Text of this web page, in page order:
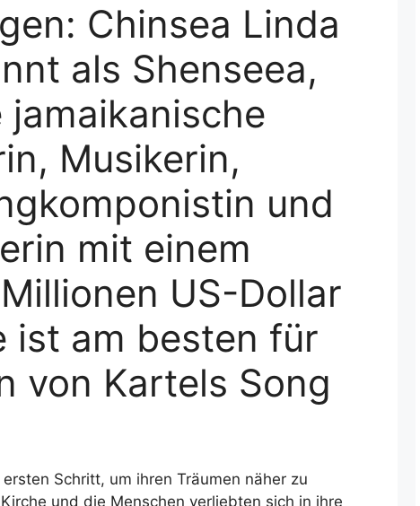
Chinsea Linda
als Shenseea,
Musikerin,
und
mit einem
US-Dollar
ist am besten für
von Kartels Song
Schritt, um ihren Träumen näher zu
und die Menschen verliebten sich in ihre